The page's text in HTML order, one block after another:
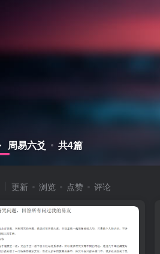
周易六爻 共4篇
更新 浏览 点赞 评论